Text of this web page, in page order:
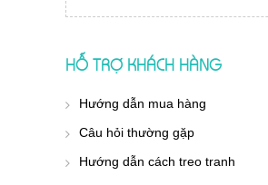
HỖ TRỢ KHÁCH HÀNG
Hướng dẫn mua hàng
Câu hỏi thường gặp
Hướng dẫn cách treo tranh